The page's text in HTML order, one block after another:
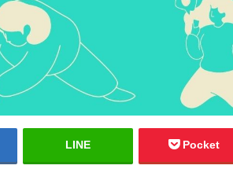
LINE Pocket